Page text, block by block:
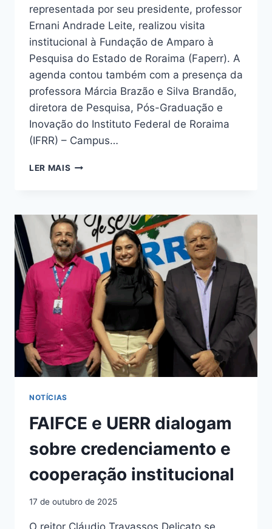
representada por seu presidente, professor
Ernani Andrade Leite, realizou visita
institucional à Fundação de Amparo à
Pesquisa do Estado de Roraima (Faperr). A
agenda contou também com a presença da
professora Márcia Brazão e Silva Brandão,
diretora de Pesquisa, Pós-Graduação e
Inovação do Instituto Federal de Roraima
(IFRR) – Campus…
LER MAIS
NOTÍCIAS
FAIFCE e UERR dialogam
sobre credenciamento e
cooperação institucional
17 de outubro de 2025
O reitor Cláudio Travassos Delicato se